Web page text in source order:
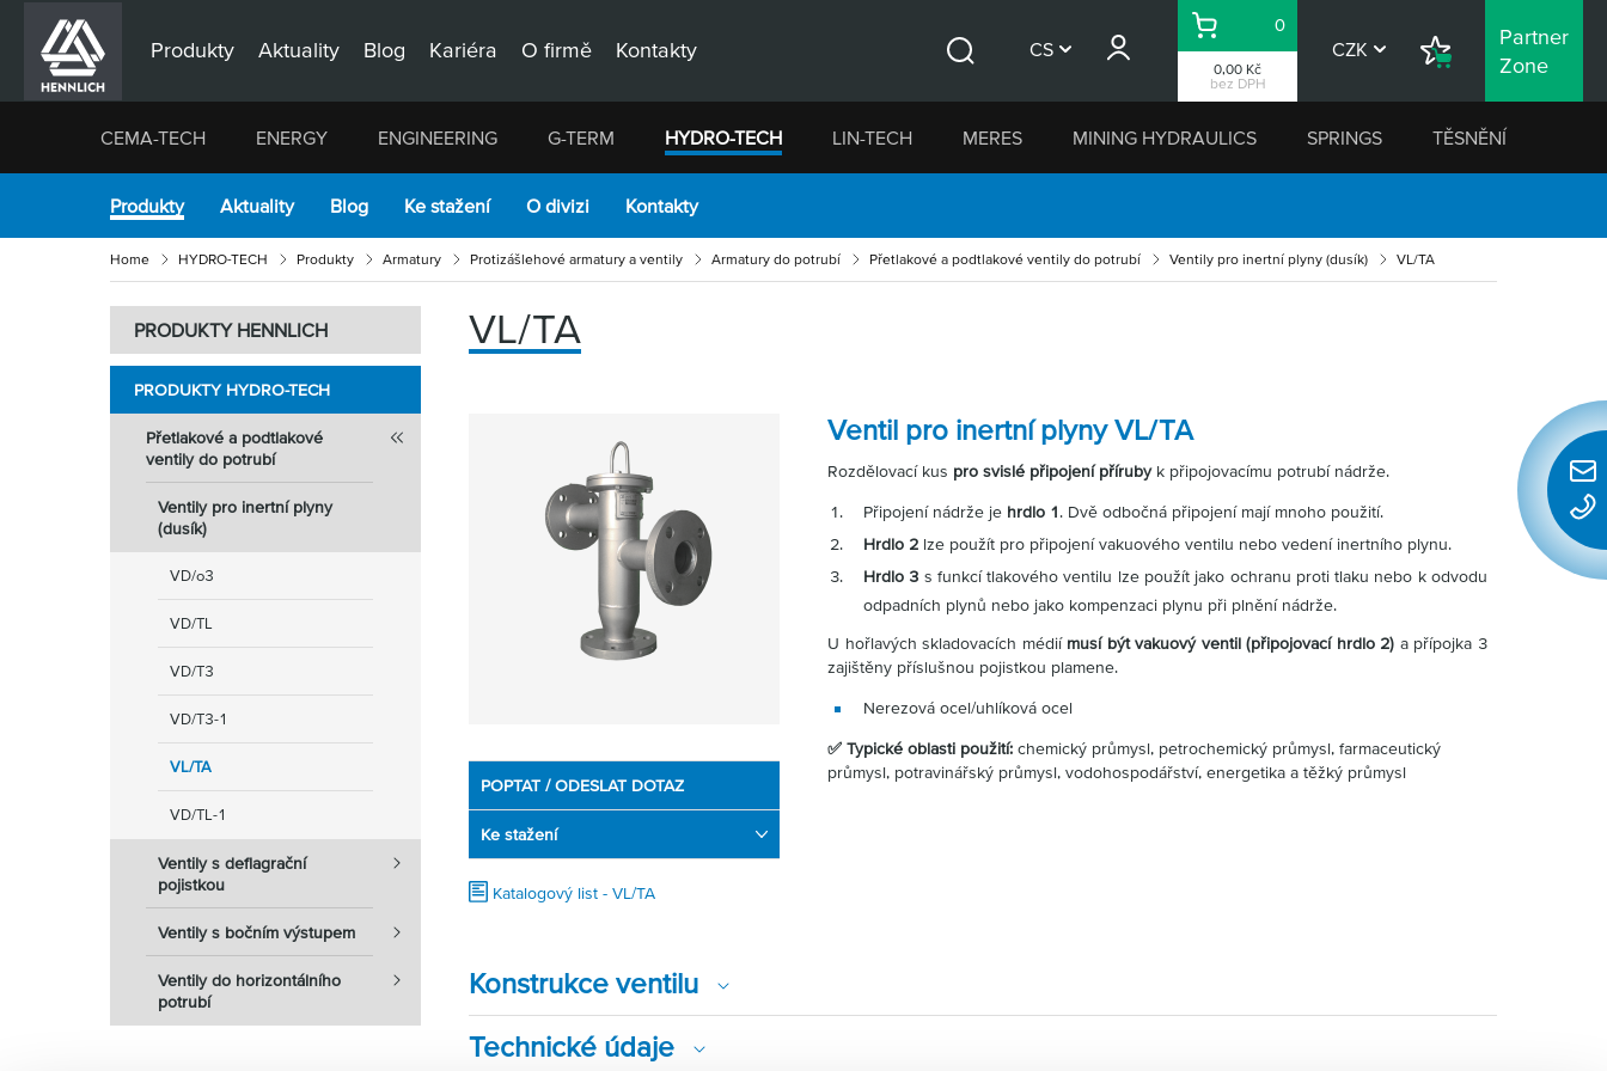
Produkty Aktuality Blog Kariéra O firmě Kontakty CS
0,00 Kč
bez DPH
Košík
0
CZK
Nákupní
Partner
Zone
CEMA-TECH ENERGY ENGINEERING G-TERM HYDRO-TECH LIN-TECH MERES MINING HYDRAULICS SPRINGS TĚSNĚNÍ
Produkty Aktuality Blog Ke stažení O divizi Kontakty
Home HYDRO-TECH Produkty Armatury Protizášlehové armatury a ventily Armatury do potrubí Přetlakové a podtlakové ventily do potrubí Ventily pro inertní plyny (dusík) VL/TA
PRODUKTY HENNLICH
PRODUKTY HYDRO-TECH
Přetlakové a podtlakové
ventily do potrubí
Ventily pro inertní plyny
(dusík)
VD/o3
VD/TL
VD/T3
VD/T3-1
VL/TA
VD/TL-1
Ventily s deflagrační
pojistkou
Ventily s bočním výstupem
Ventily do horizontálního
potrubí
VL/TA
POPTAT / ODESLAT DOTAZ
Ke stažení
Katalogový list - VL/TA
Ventil pro inertní plyny VL/TA
Rozdělovací kus pro svislé připojení přírubyk připojovacímu potrubí nádrže.
Připojení nádrže je hrdlo 1. Dvě odbočná připojení mají mnoho použití.
Hrdlo 2 lze použít pro připojení vakuového ventilu nebo vedení inertního plynu.
Hrdlo 3 s funkcí tlakového ventilu lze použít jako ochranu proti tlaku nebo k odvodu
odpadních plynů nebo jako kompenzaci plynu při plnění nádrže.
U hořlavých skladovacích médií musí být vakuový ventil (připojovací hrdlo 2) a přípojka 3
zajištěny příslušnou pojistkou plamene.
Nerezová ocel/uhlíková ocel
✅ Typické oblasti použití: chemický průmysl, petrochemický průmysl, farmaceutický
průmysl, potravinářský průmysl, vodohospodářství, energetika a těžký průmysl
Konstrukce ventilu
Technické údaje